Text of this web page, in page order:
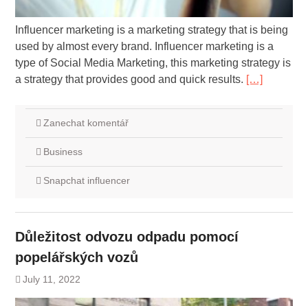
Influencer marketing is a marketing strategy that is being
used by almost every brand. Influencer marketing is a
type of Social Media Marketing, this marketing strategy is
a strategy that provides good and quick results. […]
Zanechat komentář
Business
Snapchat influencer
Důležitost odvozu odpadu pomocí
popelářských vozů
July 11, 2022